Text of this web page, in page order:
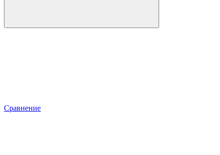
Сравнение